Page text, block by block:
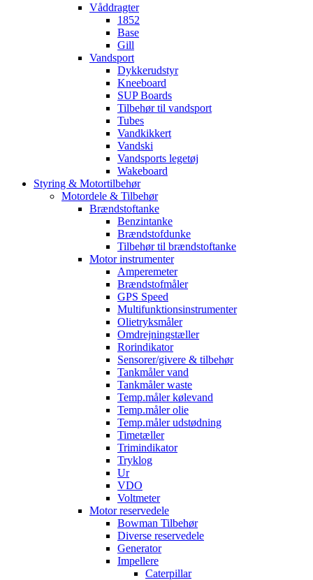
Våddragter
1852
Base
Gill
Vandsport
Dykkerudstyr
Kneeboard
SUP Boards
Tilbehør til vandsport
Tubes
Vandkikkert
Vandski
Vandsports legetøj
Wakeboard
Styring & Motortilbehør
Motordele & Tilbehør
Brændstoftanke
Benzintanke
Brændstofdunke
Tilbehør til brændstoftanke
Motor instrumenter
Amperemeter
Brændstofmåler
GPS Speed
Multifunktionsinstrumenter
Olietryksmåler
Omdrejningstæller
Rorindikator
Sensorer/givere & tilbehør
Tankmåler vand
Tankmåler waste
Temp.måler kølevand
Temp.måler olie
Temp.måler udstødning
Timetæller
Trimindikator
Tryklog
Ur
VDO
Voltmeter
Motor reservedele
Bowman Tilbehør
Diverse reservedele
Generator
Impellere
Caterpillar